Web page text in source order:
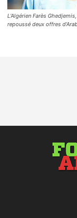
L’Algérien Farès
repoussé deux offres